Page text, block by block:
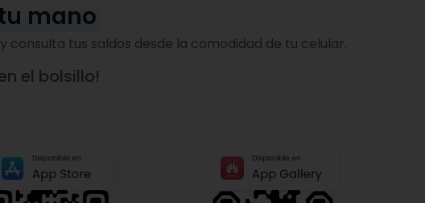
mano
tus saldos desde la comodidad de tu celular.
el bolsillo!